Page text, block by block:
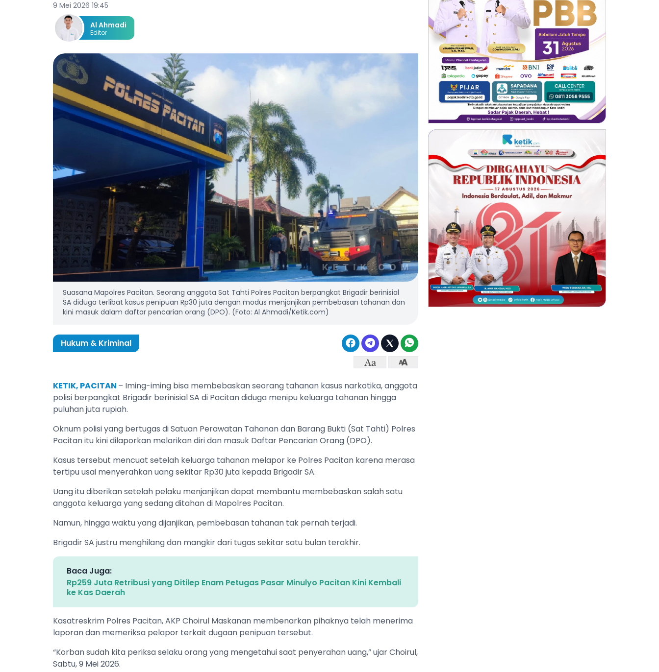
9 Mei 2026 19:45
Al Ahmadi
Editor
Suasana Mapolres Pacitan. Seorang anggota Sat Tahti Polres Pacitan berpangkat Brigadir berinisial
SA diduga terlibat kasus penipuan Rp30 juta dengan modus menjanjikan pembebasan tahanan dan
kini masuk dalam daftar pencarian orang (DPO). (Foto: Al Ahmadi/Ketik.com)
Hukum & Kriminal
KETIK, PACITAN – Iming-iming bisa membebaskan seorang tahanan kasus narkotika, anggota
polisi berpangkat Brigadir berinisial SA di Pacitan diduga menipu keluarga tahanan hingga
puluhan juta rupiah.
Oknum polisi yang bertugas di Satuan Perawatan Tahanan dan Barang Bukti (Sat Tahti) Polres
Pacitan itu kini dilaporkan melarikan diri dan masuk Daftar Pencarian Orang (DPO).
Kasus tersebut mencuat setelah keluarga tahanan melapor ke Polres Pacitan karena merasa
tertipu usai menyerahkan uang sekitar Rp30 juta kepada Brigadir SA.
Uang itu diberikan setelah pelaku menjanjikan dapat membantu membebaskan salah satu
anggota keluarga yang sedang ditahan di Mapolres Pacitan.
Namun, hingga waktu yang dijanjikan, pembebasan tahanan tak pernah terjadi.
Brigadir SA justru menghilang dan mangkir dari tugas sekitar satu bulan terakhir.
Baca Juga:
Rp259 Juta Retribusi yang Ditilep Enam Petugas Pasar Minulyo Pacitan Kini Kembali
ke Kas Daerah
Kasatreskrim Polres Pacitan, AKP Choirul Maskanan membenarkan pihaknya telah menerima
laporan dan memeriksa pelapor terkait dugaan penipuan tersebut.
“Korban sudah kita periksa selaku orang yang mengetahui saat penyerahan uang,” ujar Choirul,
Sabtu, 9 Mei 2026.